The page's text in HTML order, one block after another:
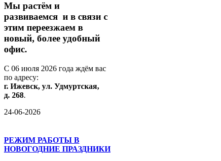
Мы растём и
развиваемся и в связи с
этим переезжаем в
новый, более удобный
офис.
С 06 июля 2026 года ждём вас
по адресу:
г. Ижевск, ул. Удмуртская,
д. 268.
24-06-2026
РЕЖИМ РАБОТЫ В
НОВОГОДНИЕ ПРАЗДНИКИ